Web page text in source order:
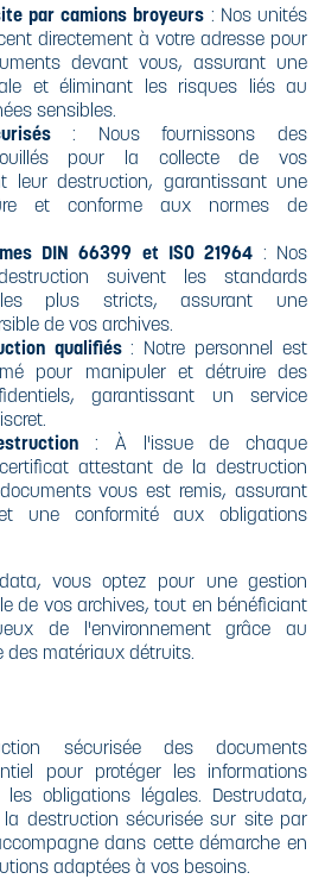
par camions broyeurs : Nos unités
directement à votre adresse pour
devant vous, assurant une
et éliminant les risques liés au
sensibles.
: Nous fournissons des
pour la collecte de vos
leur destruction, garantissant une
et conforme aux normes de
DIN 66399 et ISO 21964 : Nos
suivent les standards
les plus stricts, assurant une
de vos archives.
qualifiés: Notre personnel est
pour manipuler et détruire des
garantissant un service
: À l'issue de chaque
attestant de la destruction
vous est remis, assurant
une conformité aux obligations
vous optez pour une gestion
de vos archives, tout en bénéficiant
de l'environnement grâce au
des matériaux détruits.​
sécurisée des documents
pour protéger les informations
obligations légales. Destrudata,
destruction sécurisée sur site par
dans cette démarche en
adaptées à vos besoins.